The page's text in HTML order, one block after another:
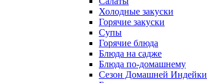
Холодные закуски
Горячие закуски
Супы
Горячие блюда
Блюда на садже
Блюда по-домашнему
Сезон Домашней Индейки